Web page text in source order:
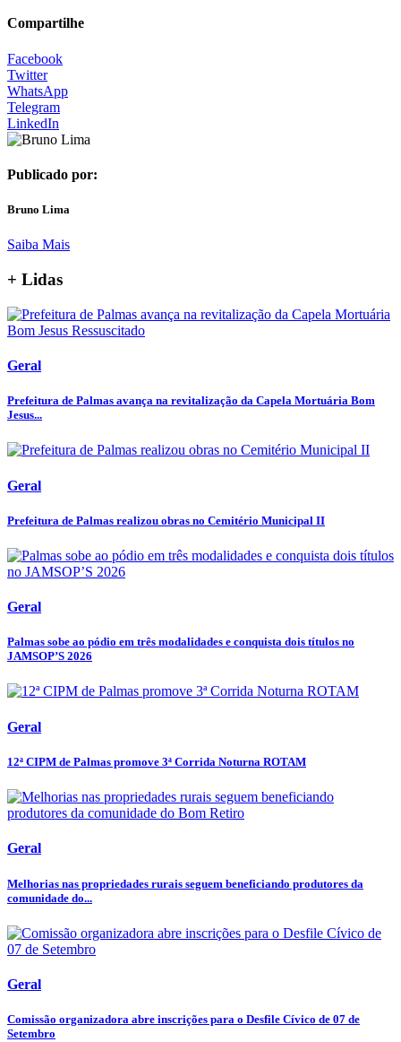
Compartilhe
Facebook
Twitter
WhatsApp
Telegram
LinkedIn
Publicado por:
Bruno Lima
Saiba Mais
+ Lidas
Geral
Prefeitura de Palmas avança na revitalização da Capela Mortuária Bom
Jesus...
Geral
Prefeitura de Palmas realizou obras no Cemitério Municipal II
Geral
Palmas sobe ao pódio em três modalidades e conquista dois títulos no
JAMSOP’S 2026
Geral
12ª CIPM de Palmas promove 3ª Corrida Noturna ROTAM
Geral
Melhorias nas propriedades rurais seguem beneficiando produtores da
comunidade do...
Geral
Comissão organizadora abre inscrições para o Desfile Cívico de 07 de
Setembro